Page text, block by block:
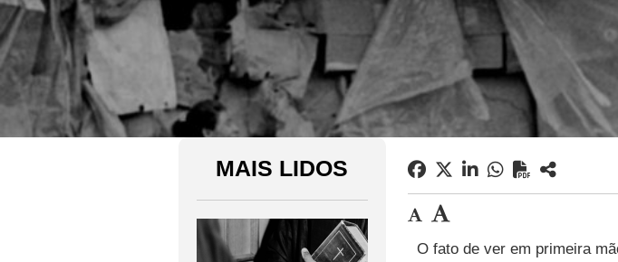
MAIS LIDOS
O fato de ver em primeira